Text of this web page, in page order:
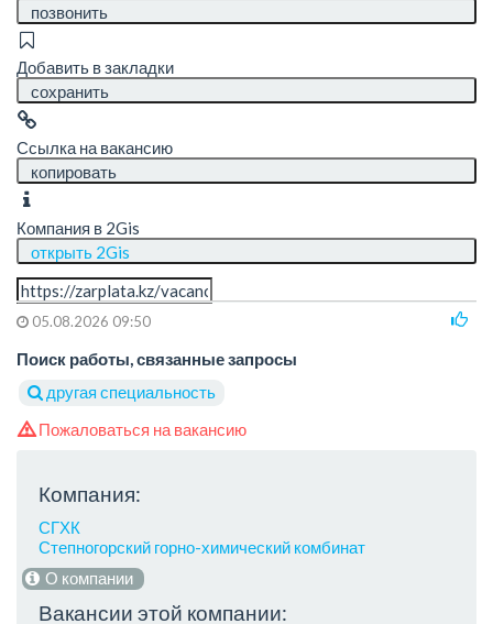
позвонить
Добавить в закладки
сохранить
Ссылка на вакансию
копировать
Компания в 2Gis
открыть 2Gis
05.08.2026 09:50
Поиск работы, связанные запросы
другая специальность
Пожаловаться на вакансию
Компания:
СГХК
Степногорский горно-химический комбинат
О компании
Вакансии этой компании: